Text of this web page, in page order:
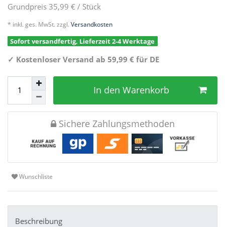
Grundpreis35,99 € / Stück
* inkl. ges. MwSt. zzgl. Versandkosten
Sofort versandfertig, Lieferzeit 2-4 Werktage
✓ Kostenloser Versand ab 59,99 € für DE
In den Warenkorb
Sichere Zahlungsmethoden
Wunschliste
Beschreibung